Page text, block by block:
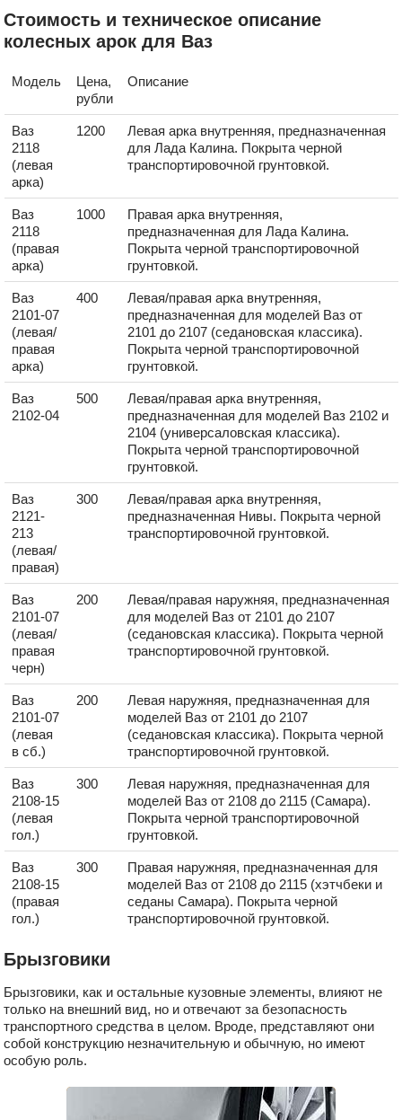
Стоимость и техническое описание
колесных арок для Ваз
Модель
Цена,
рубли
Описание
Ваз
2118
(левая
арка)
1200
Левая арка внутренняя, предназначенная
для Лада Калина. Покрыта черной
транспортировочной грунтовкой.
Ваз
2118
(правая
арка)
1000
Правая арка внутренняя,
предназначенная для Лада Калина.
Покрыта черной транспортировочной
грунтовкой.
Ваз
2101-07
(левая/
правая
арка)
400
Левая/правая арка внутренняя,
предназначенная для моделей Ваз от
2101 до 2107 (седановская классика).
Покрыта черной транспортировочной
грунтовкой.
Ваз
2102-04
500
Левая/правая арка внутренняя,
предназначенная для моделей Ваз 2102 и
2104 (универсаловская классика).
Покрыта черной транспортировочной
грунтовкой.
Ваз
2121-
213
(левая/
правая)
300
Левая/правая арка внутренняя,
предназначенная Нивы. Покрыта черной
транспортировочной грунтовкой.
Ваз
2101-07
(левая/
правая
черн)
200
Левая/правая наружняя, предназначенная
для моделей Ваз от 2101 до 2107
(седановская классика). Покрыта черной
транспортировочной грунтовкой.
Ваз
2101-07
(левая
в сб.)
200
Левая наружняя, предназначенная для
моделей Ваз от 2101 до 2107
(седановская классика). Покрыта черной
транспортировочной грунтовкой.
Ваз
2108-15
(левая
гол.)
300
Левая наружняя, предназначенная для
моделей Ваз от 2108 до 2115 (Самара).
Покрыта черной транспортировочной
грунтовкой.
Ваз
2108-15
(правая
гол.)
300
Правая наружняя, предназначенная для
моделей Ваз от 2108 до 2115 (хэтчбеки и
седаны Самара). Покрыта черной
транспортировочной грунтовкой.
Брызговики
Брызговики, как и остальные кузовные элементы, влияют не
только на внешний вид, но и отвечают за безопасность
транспортного средства в целом. Вроде, представляют они
собой конструкцию незначительную и обычную, но имеют
особую роль.